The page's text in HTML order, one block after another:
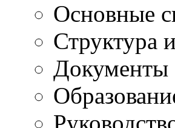
Основные
Структура
Документы